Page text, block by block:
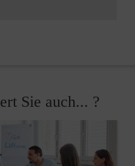
Sie auch... ?